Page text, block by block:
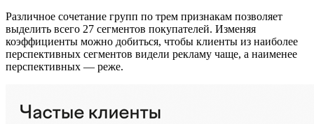
Различное сочетание групп по трем признакам позволяет
выделить всего 27 сегментов покупателей. Изменяя
коэффициенты можно добиться, чтобы клиенты из наиболее
перспективных сегментов видели рекламу чаще, а наименее
перспективных — реже.